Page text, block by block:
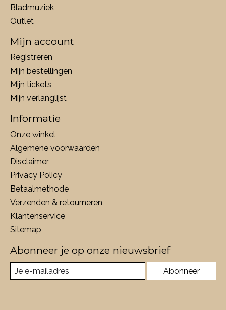
Bladmuziek
Outlet
Mijn account
Registreren
Mijn bestellingen
Mijn tickets
Mijn verlanglijst
Informatie
Onze winkel
Algemene voorwaarden
Disclaimer
Privacy Policy
Betaalmethode
Verzenden & retourneren
Klantenservice
Sitemap
Abonneer je op onze nieuwsbrief
Abonneer